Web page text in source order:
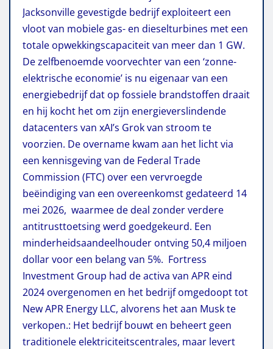
Jacksonville gevestigde bedrijf exploiteert een
vloot van mobiele gas- en dieselturbines met een
totale opwekkingscapaciteit van meer dan 1 GW.
De zelfbenoemde voorvechter van een ‘zonne-
elektrische economie’ is nu eigenaar van een
energiebedrijf dat op fossiele brandstoffen draait
en hij kocht het om zijn energieverslindende
datacenters van xAI’s Grok van stroom te
voorzien. De overname kwam aan het licht via
een kennisgeving van de Federal Trade
Commission (FTC) over een vervroegde
beëindiging van een overeenkomst gedateerd 14
mei 2026, waarmee de deal zonder verdere
antitrusttoetsing werd goedgekeurd. Een
minderheidsaandeelhouder ontving 50,4 miljoen
dollar voor een belang van 5%. Fortress
Investment Group had de activa van APR eind
2024 overgenomen en het bedrijf omgedoopt tot
New APR Energy LLC, alvorens het aan Musk te
verkopen.: Het bedrijf bouwt en beheert geen
traditionele elektriciteitscentrales, maar levert